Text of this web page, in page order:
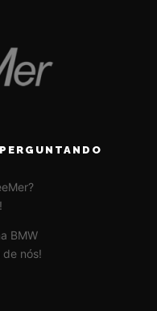
BMW
nós!